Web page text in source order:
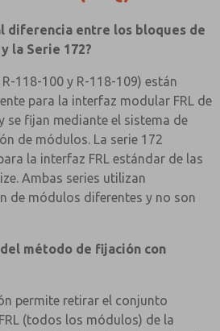
diferencia entre los bloques de
la Serie 172?
118-100 y R-118-109) están
para la interfaz modular FRL de
se fijan mediante el sistema de
de módulos. La serie 172
la interfaz FRL estándar de las
Ambas series utilizan
de módulos diferentes y no son
del método de fijación con
permite retirar el conjunto
(todos los módulos) de la